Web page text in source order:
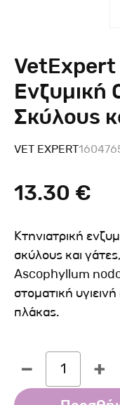
Ενζυμική
Σκύλους
VET EXPERT
13.30 €
Κτηνιατρική
σκύλους και
Ascophyllum
στοματική
πλάκας.
1